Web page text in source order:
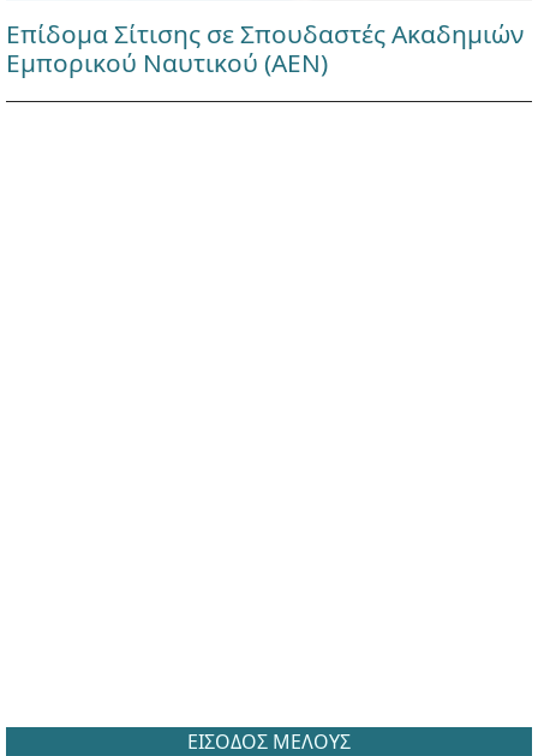
Επίδομα Σίτισης σε Σπουδαστές Ακαδημιών
Εμπορικού Ναυτικού (ΑΕΝ)
ΕΙΣΟΔΟΣ ΜΕΛΟΥΣ